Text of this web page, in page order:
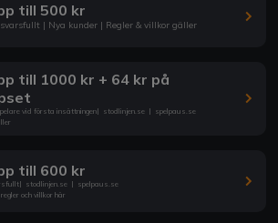
till 500 kr
| Nya kunder | Regler & villkor gäller
till 1000 kr + 64 kr på
vid första insättningen| stodlinjen.se | spelpaus.se
till 600 kr
| stodlinjen.se | spelpaus.se
och villkor här